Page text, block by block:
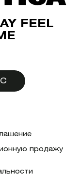
FEEL
продажу